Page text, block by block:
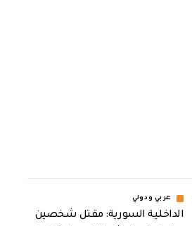
عربي ودولي
الداخلية السورية: مقتل شخصين